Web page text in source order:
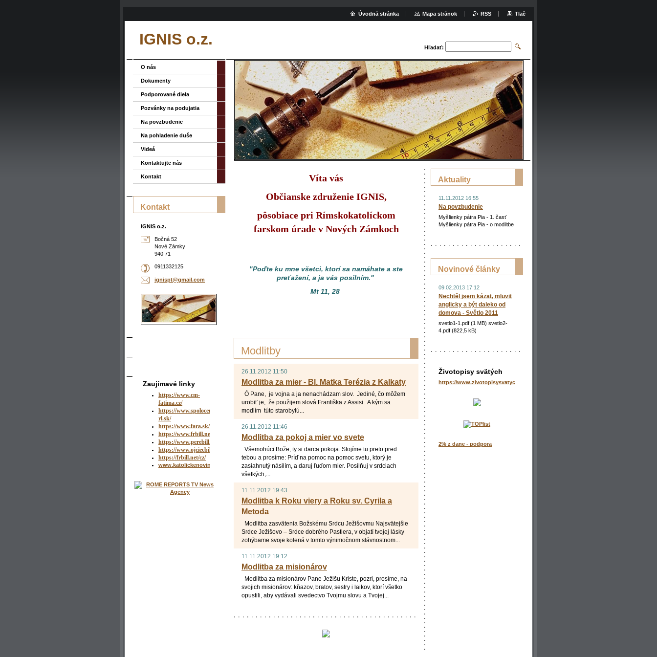
IGNIS o.z. Hľadať:
Víta vás
Občianske združenie IGNIS,
pôsobiace pri Rímskokatolíckom
farskom úrade v Nových Zámkoch
"Poďte ku mne všetci, ktorí sa namáhate a ste
preťažení, a ja vás posilním."
Mt 11, 28
Modlitby
26.11.2012 11:50
Modlitba za mier - Bl. Matka Terézia z Kalkaty
Ó Pane, je vojna a ja nenachádzam slov. Jediné, čo môžem
urobiť je, že použijem slová Františka z Assisi. A kým sa
modlím túto starobylú...
26.11.2012 11:46
Modlitba za pokoj a mier vo svete
Všemohúci Bože, ty si darca pokoja. Stojíme tu preto pred
tebou a prosíme: Príď na pomoc na pomoc svetu, ktorý je
zasiahnutý násilím, a daruj ľuďom mier. Posilňuj v srdciach
všetkých,...
11.11.2012 19:43
Modlitba k Roku viery a Roku sv. Cyrila a
Metoda
Modlitba zasvätenia Božskému Srdcu Ježišovmu Najsvätejšie
Srdce Ježišovo – Srdce dobrého Pastiera, v objatí tvojej lásky
zohýbame svoje kolená v tomto výnimočnom slávnostnom...
11.11.2012 19:12
Modlitba za misionárov
Modlitba za misionárov Pane Ježišu Kriste, pozri, prosíme, na
svojich misionárov: kňazov, bratov, sestry i laikov, ktorí všetko
opustili, aby vydávali svedectvo Tvojmu slovu a Tvojej...
Aktuality
11.11.2012 16:55
Na povzbudenie
Myšlienky pátra Pia - 1. časť
Myšlienky pátra Pia - o modlitbe
Novinové články
09.02.2013 17:12
Nechtěl jsem kázat, mluvit
anglicky a být daleko od
domova - Světlo 2011
svetlo1-1.pdf (1 MB) svetlo2-
4.pdf (822,5 kB)
Životopisy svätých
https://www.zivotopisysvatych.sk/
2% z dane - podpora
O nás
Dokumenty
Podporované diela
Pozvánky na podujatia
Na povzbudenie
Na pohladenie duše
Videá
Kontaktujte nás
Kontakt
Kontakt
IGNIS o.z.
Bočná 52
Nové Zámky
940 71
0911332125
ignispt@gmail.com
Zaujímavé linky
https://www.cm-
fatima.cz/
https://www.spolocenstvo-
rl.sk/
https://www.fara.sk/nove_zamky/sk
https://www.frbill.net/
https://www.perebill.fr/
https://www.ojciecbill.pl/
https://frbill.net/cz/
www.katolickenoviny.sk/
Úvodná stránka Mapa stránok RSS Tlač